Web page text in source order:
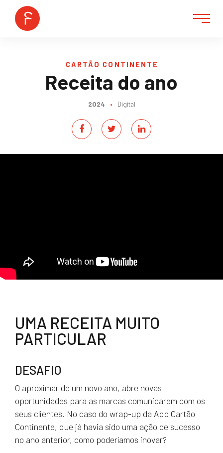
CARTÃO CONTINENTE
Receita do ano
2024 • Digital
UMA RECEITA MUITO
PARTICULAR
DESAFIO
O aproximar de um novo ano, abre novas
oportunidades para as marcas comunicarem com os
seus clientes. No caso do wrap-up da App Cartão
Continente, que já havia sido uma ação de sucesso
no ano anterior, como poderíamos inovar?